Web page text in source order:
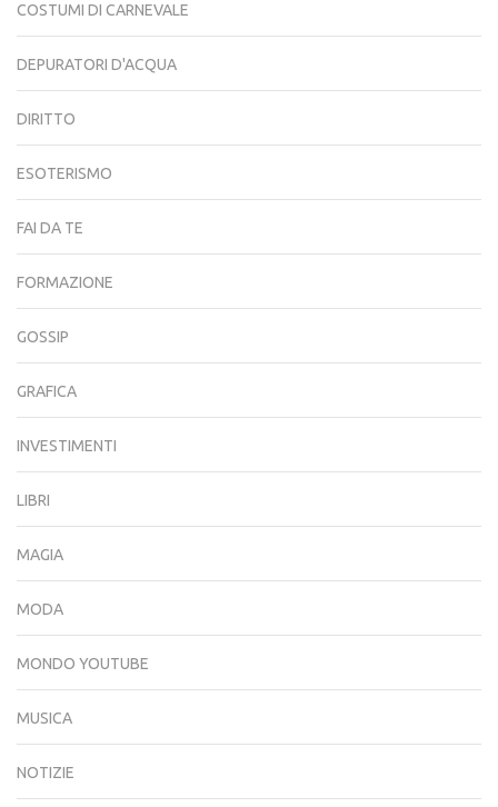
COSTUMI DI CARNEVALE
DEPURATORI D'ACQUA
DIRITTO
ESOTERISMO
FAI DA TE
FORMAZIONE
GOSSIP
GRAFICA
INVESTIMENTI
LIBRI
MAGIA
MODA
MONDO YOUTUBE
MUSICA
NOTIZIE